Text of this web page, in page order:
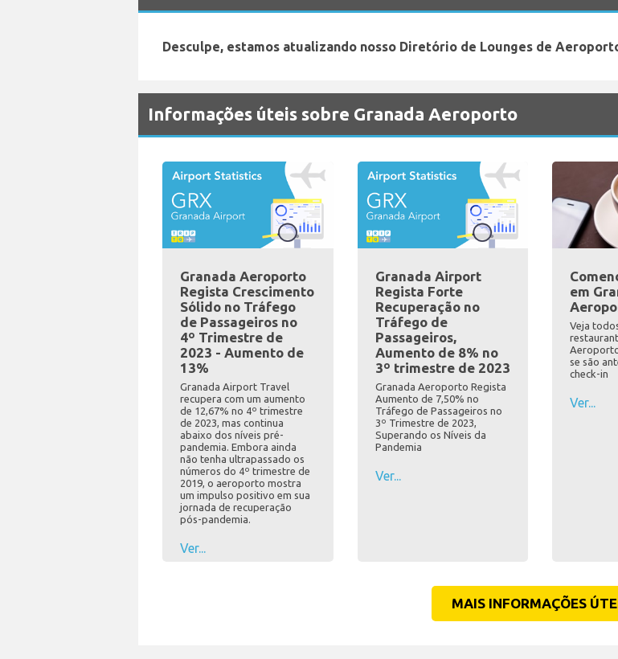
Desculpe, estamos atualizando nosso Diretório de Lounges de
Informações úteis sobre Granada Aeroporto
Granada Aeroporto
Regista Crescimento
Sólido no Tráfego
de Passageiros no
4º Trimestre de
2023 - Aumento de
13%
Granada Airport Travel
recupera com um aumento
de 12,67% no 4º trimestre
de 2023, mas continua
abaixo dos níveis pré-
pandemia. Embora ainda
não tenha ultrapassado os
números do 4º trimestre de
2019, o aeroporto mostra
um impulso positivo em sua
jornada de recuperação
pós-pandemia.
Ver...
Granada Airport
Regista Forte
Recuperação no
Tráfego de
Passageiros,
Aumento de 8% no
3º trimestre de 2023
Granada Aeroporto Regista
Aumento de 7,50% no
Tráfego de Passageiros no
3º Trimestre de 2023,
Superando os Níveis da
Pandemia
Ver...
em
Veja
se são
check-in
Ver...
MAIS INFORMAÇÕES